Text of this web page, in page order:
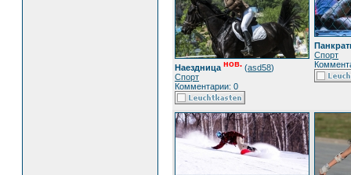
Наездница нов. (asd58)
Спорт
Комментарии: 0
Спорт